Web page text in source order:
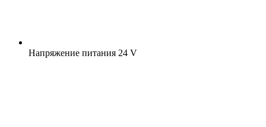
Напряжение питания 24 V